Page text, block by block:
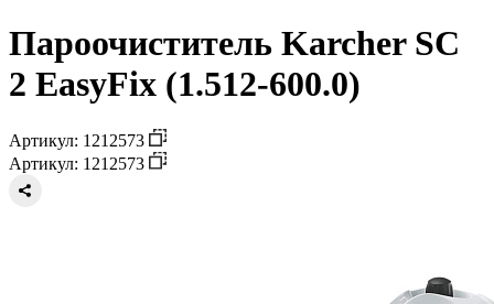
Пароочиститель Karcher SC
2 EasyFix (1.512-600.0)
Артикул: 1212573
Артикул: 1212573